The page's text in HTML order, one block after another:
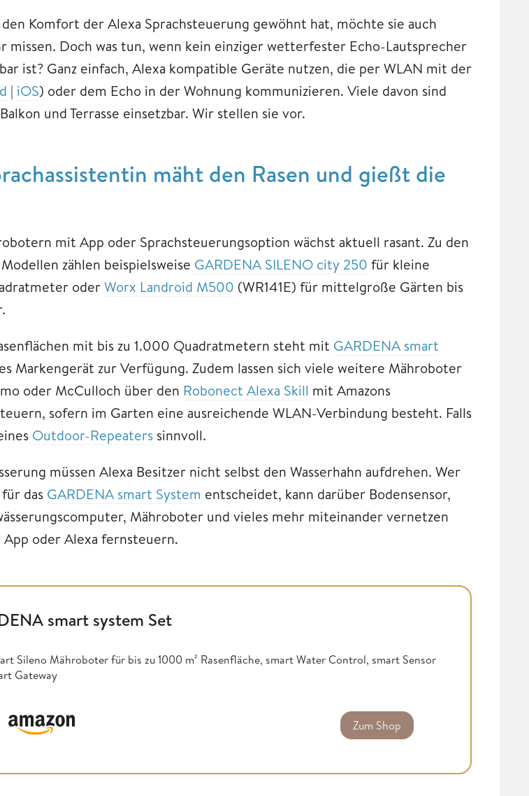
Komfort der Alexa Sprachsteuerung gewöhnt hat, möchte sie auch
missen. Doch was tun, wenn kein einziger wetterfester Echo-Lautsprecher
ist? Ganz einfach, Alexa kompatible Geräte nutzen, die per WLAN mit der
| iOS) oder dem Echo in der Wohnung kommunizieren. Viele davon sind
und Terrasse einsetzbar. Wir stellen sie vor.
mäht den Rasen und gießt die
mit App oder Sprachsteuerungsoption wächst aktuell rasant. Zu den
zählen beispielsweise GARDENA SILENO city 250 für kleine
oderWorx Landroid M500 (WR141E) für mittelgroße Gärten bis
mit bis zu 1.000 Quadratmetern steht mit GARDENA smart
Markengerät zur Verfügung. Zudem lassen sich viele weitere Mähroboter
oder McCulloch über den Robonect Alexa Skill mit Amazons
sofern im Garten eine ausreichende WLAN-Verbindung besteht. Falls
Outdoor-Repeaters sinnvoll.
müssen Alexa Besitzer nicht selbst den Wasserhahn aufdrehen. Wer
das GARDENA smart System entscheidet, kann darüber Bodensensor,
Mähroboter und vieles mehr miteinander vernetzen
oder Alexa fernsteuern.
smart system Set
Sileno Mähroboter für bis zu 1000 m² Rasenfläche, smart Water Control, smart Sensor
Gateway
Zum Shop